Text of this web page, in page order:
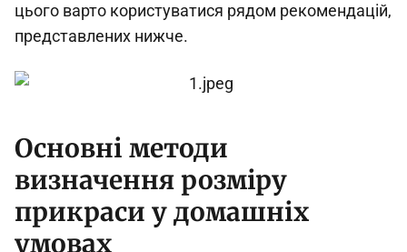
цього варто користуватися рядом рекомендацій,
представлених нижче.
Основні методи
визначення розміру
прикраси у домашніх
умовах